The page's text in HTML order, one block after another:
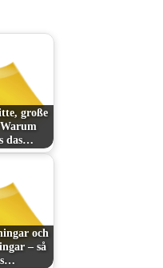
große
das…
och
– så